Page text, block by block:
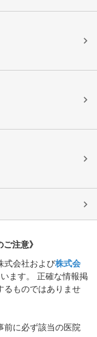
注意》
式会社および株式会
ます。 正確な情報掲
るものではありませ
前に必ず該当の医院